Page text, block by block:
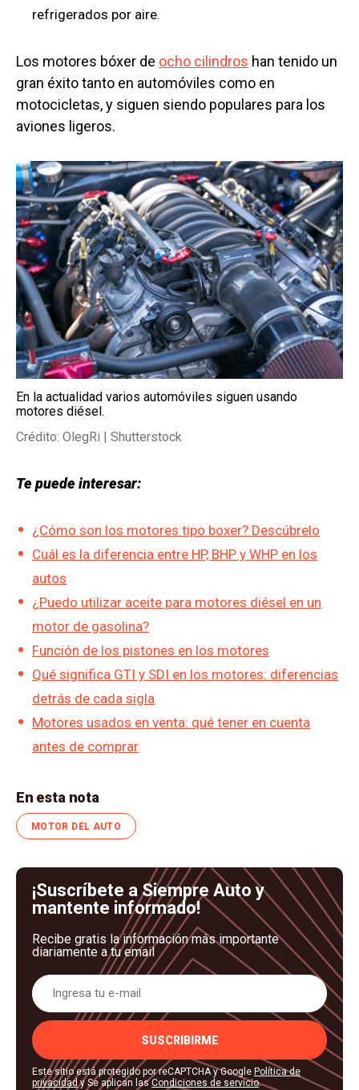
refrigerados por aire.
Los motores bóxer de ocho cilindros han tenido un
gran éxito tanto en automóviles como en
motocicletas, y siguen siendo populares para los
aviones ligeros.
En la actualidad varios automóviles siguen usando
motores diésel.
Crédito: OlegRi | Shutterstock
Te puede interesar:
¿Cómo son los motores tipo boxer? Descúbrelo
Cuál es la diferencia entre HP, BHP y WHP en los
autos
¿Puedo utilizar aceite para motores diésel en un
motor de gasolina?
Función de los pistones en los motores
Qué significa GTI y SDI en los motores: diferencias
detrás de cada sigla
Motores usados en venta: qué tener en cuenta
antes de comprar
En esta nota
MOTOR DEL AUTO
¡Suscríbete a Siempre Auto y
mantente informado!
Recibe gratis la información más importante
diariamente a tu email
SUSCRIBIRME
Este sitio está protegido por reCAPTCHA y Google Política de
privacidady Se aplican lasCondiciones de servicio.